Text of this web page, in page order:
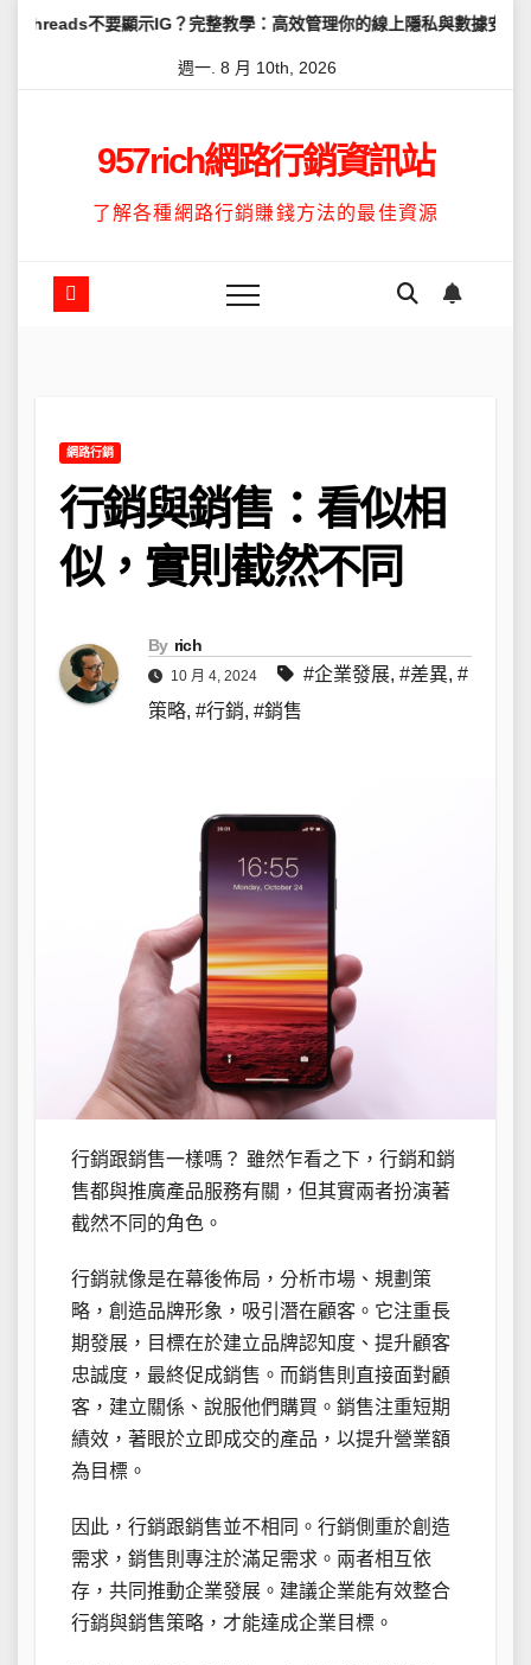
Skip
示IG？完整教學：高效管理你的線上隱私與數據安全 怎麼讓
週一. 8 月 10th, 2026
957rich網路行銷資訊站
了解各種網路行銷賺錢方法的最佳資源
網路行銷
行銷與銷售：看似相
似，實則截然不同
By rich
10 月 4, 2024 #企業發展, #差異, #
策略, #行銷, #銷售
行銷跟銷售一樣嗎？ 雖然乍看之下，行銷和銷
售都與推廣產品服務有關，但其實兩者扮演著
截然不同的角色。
行銷就像是在幕後佈局，分析市場、規劃策
略，創造品牌形象，吸引潛在顧客。它注重長
期發展，目標在於建立品牌認知度、提升顧客
忠誠度，最終促成銷售。而銷售則直接面對顧
客，建立關係、說服他們購買。銷售注重短期
績效，著眼於立即成交的產品，以提升營業額
為目標。
因此，行銷跟銷售並不相同。行銷側重於創造
需求，銷售則專注於滿足需求。兩者相互依
存，共同推動企業發展。建議企業能有效整合
行銷與銷售策略，才能達成企業目標。